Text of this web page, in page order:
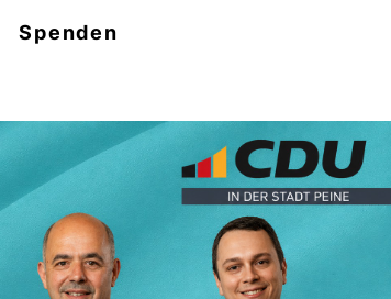
Spenden